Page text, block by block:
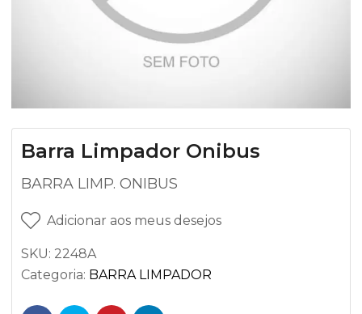
Barra Limpador Onibus
BARRA LIMP. ONIBUS
Adicionar aos meus desejos
SKU: 2248A
Categoria: BARRA LIMPADOR